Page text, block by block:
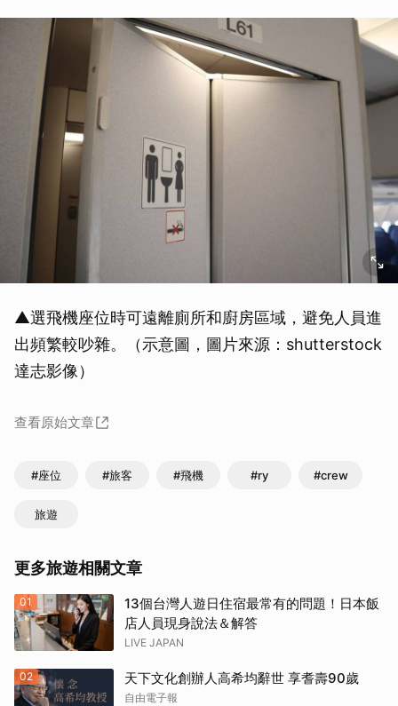
▲選飛機座位時可遠離廁所和廚房區域，避免人員進
出頻繁較吵雜。（示意圖，圖片來源：shutterstock
達志影像）
查看原始文章
#座位 #旅客 #飛機 #ry #crew
旅遊
更多旅遊相關文章
01
13個台灣人遊日住宿最常有的問題！日本飯
店人員現身說法＆解答
LIVE JAPAN
02 天下文化創辦人高希均辭世 享耆壽90歲
自由電子報